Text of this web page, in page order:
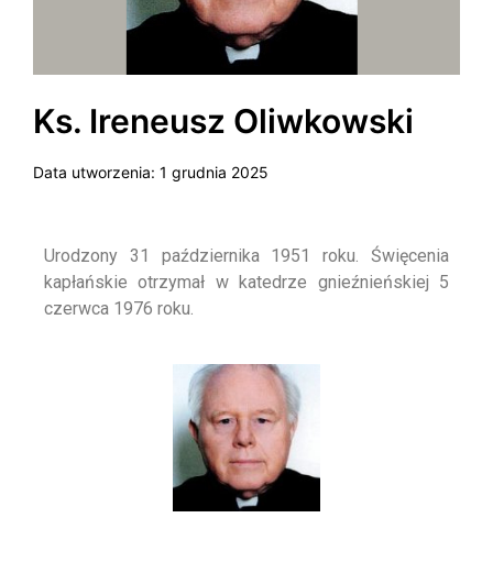
Ks. Ireneusz Oliwkowski
Data utworzenia: 1 grudnia 2025
Urodzony 31 października 1951 roku. Święcenia
kapłańskie otrzymał w katedrze gnieźnieńskiej 5
czerwca 1976 roku.